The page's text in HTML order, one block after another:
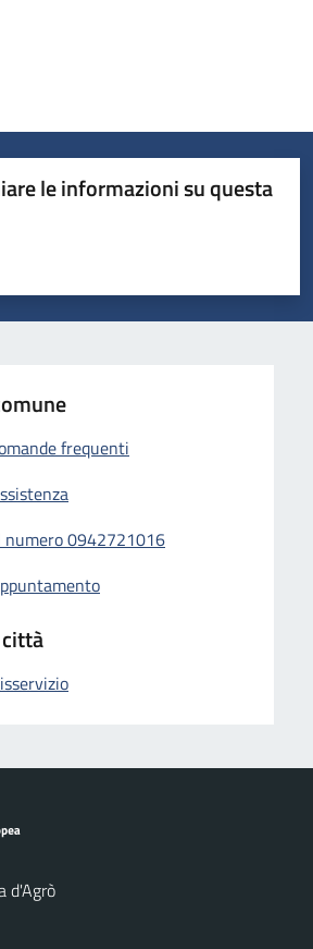
le informazioni su questa
5 stelle su 5
su 5
su 5
5
frequenti
numero 0942721016
d'Agrò